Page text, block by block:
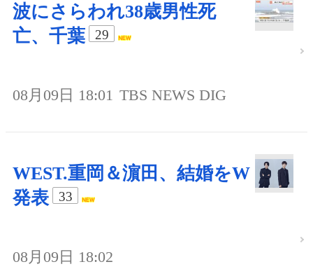
波にさらわれ38歳男性死
亡、千葉
29
08月09日 18:01 TBS NEWS DIG
WEST.重岡＆濵田、結婚をW
発表
33
08月09日 18:02